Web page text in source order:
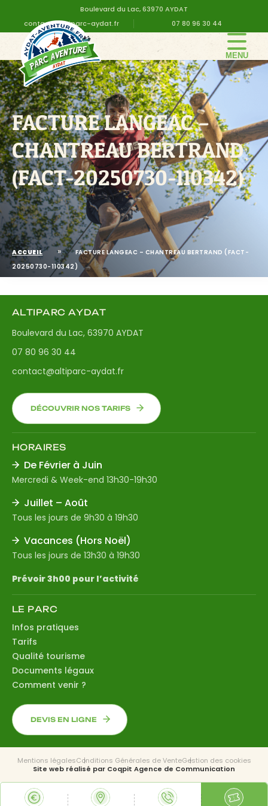
Boulevard du Lac, 63970 AYDAT
contact@altiparc-aydat.fr
07 80 96 30 44
LE PARC
GROUPE
TARIFS
ANNIVERSAIRE
INFOS PRATIQUES
CONTACT
DEVIS EN LIGNE
FACTURE LANGEAC –
CHANTREAU BERTRAND
(FACT-20250730-110342)
ACCUEIL »
FACTURE LANGEAC – CHANTREAU BERTRAND (FACT-
20250730-110342)
ALTIPARC AYDAT
Boulevard du Lac, 63970 AYDAT
07 80 96 30 44
contact@altiparc-aydat.fr
DÉCOUVRIR NOS TARIFS
HORAIRES
De Février à Juin
Mercredi & Week-end 13h30-19h30
Juillet – Août
Tous les jours de 9h30 à 19h30
Vacances (Hors Noël)
Tous les jours de 13h30 à 19h30
Prévoir 3h00 pour l’activité
LE PARC
Infos pratiques
Tarifs
Qualité tourisme
Documents légaux
Comment venir ?
DEVIS EN LIGNE
Mentions légalesConditions Générales de VenteGestion des cookies
Site web réalisé par Coqpit Agence de Communication